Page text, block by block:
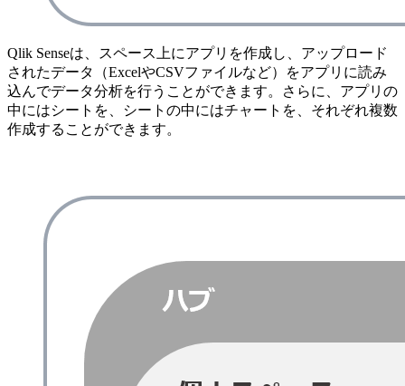
Qlik Senseは、スペース上にアプリを作成し、アップロード
されたデータ（ExcelやCSVファイルなど）をアプリに読み
込んでデータ分析を行うことができます。さらに、アプリの
中にはシートを、シートの中にはチャートを、それぞれ複数
作成することができます。